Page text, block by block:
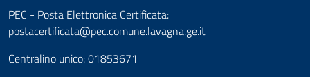
PEC - Posta Elettronica Certificata:
postacertificata@pec.comune.lavagna.ge.it
Centralino unico: 01853671